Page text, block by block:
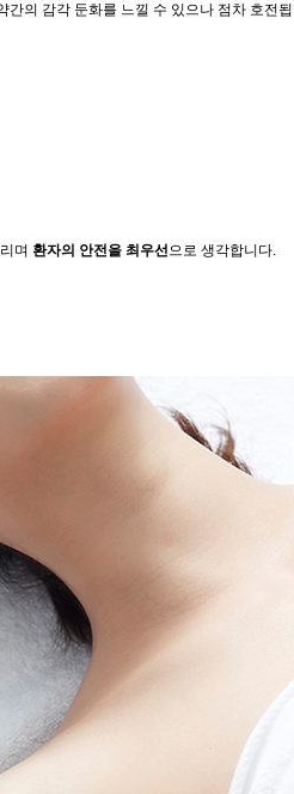
간의 감각 둔화를 느낄 수 있으나 점차 호전됩
며 환자의 안전을 최우선으로 생각합니다.